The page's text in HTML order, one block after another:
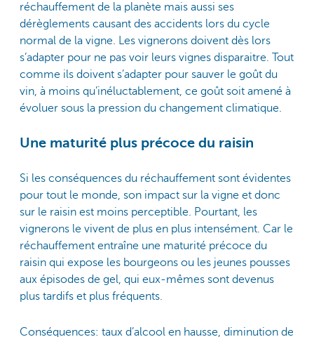
réchauffement de la planète mais aussi ses
dérèglements causant des accidents lors du cycle
normal de la vigne. Les vignerons doivent dès lors
s’adapter pour ne pas voir leurs vignes disparaitre. Tout
comme ils doivent s’adapter pour sauver le goût du
vin, à moins qu’inéluctablement, ce goût soit amené à
évoluer sous la pression du changement climatique.
Une maturité plus précoce du raisin
Si les conséquences du réchauffement sont évidentes
pour tout le monde, son impact sur la vigne et donc
sur le raisin est moins perceptible. Pourtant, les
vignerons le vivent de plus en plus intensément. Car le
réchauffement entraîne une maturité précoce du
raisin qui expose les bourgeons ou les jeunes pousses
aux épisodes de gel, qui eux-mêmes sont devenus
plus tardifs et plus fréquents.
Conséquences: taux d’alcool en hausse, diminution de